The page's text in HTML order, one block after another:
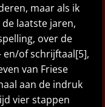
maar als ik
laatste jaren,
over de
en/of schrijftaal[5],
van Friese
aan de indruk
vier stappen